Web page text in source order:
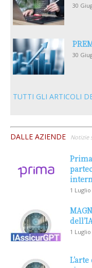
30
30
TUTTI GLI ARTICOLI
DALLE AZIENDE Notizie
1 Luglio
1 Luglio